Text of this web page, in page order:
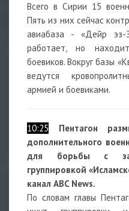
Всего в Сирии 15
Пять из них сейчас
авиабаза - «Дейр
работает, но
боевиков. Вокруг базы
ведутся
армией и боевиками.
10:25
Пентагон
дополнительного
для борьбы с
группировкой
канал ABC News.
По словам главы